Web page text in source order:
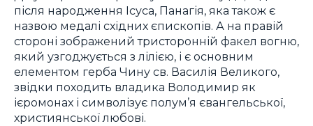
після народження Ісуса, Панагія, яка також є
назвою медалі східних єпископів. А на правій
стороні зображений тристоронній факел вогню,
який узгоджується з лілією, і є основним
елементом герба Чину св. Василія Великого,
звідки походить владика Володимир як
ієромонах і символізує полум’я євангельської,
християнської любові.